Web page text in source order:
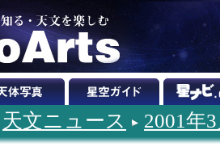
天文ニュース 2001年